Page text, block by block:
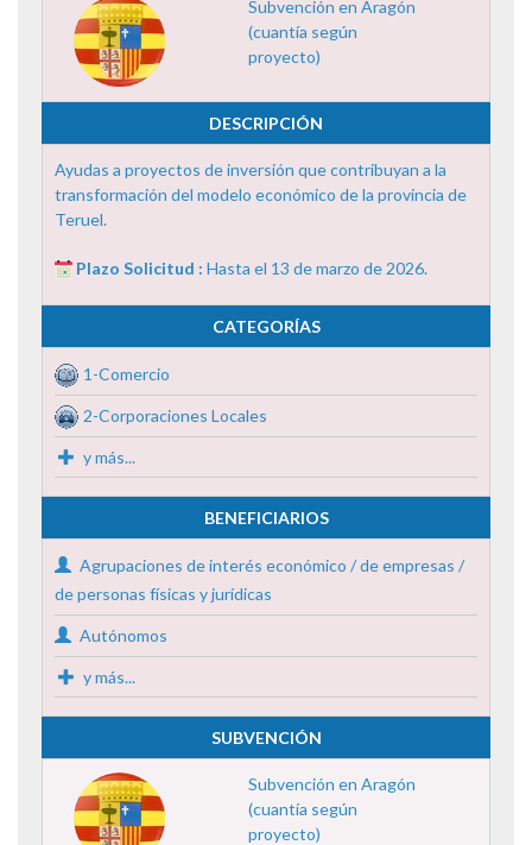
Subvención en Aragón
(cuantía según
proyecto)
DESCRIPCIÓN
Ayudas a proyectos de inversión que contribuyan a la
transformación del modelo económico de la provincia de
Teruel.
Plazo Solicitud : Hasta el 13 de marzo de 2026.
CATEGORÍAS
1-Comercio
2-Corporaciones Locales
y más...
BENEFICIARIOS
Agrupaciones de interés económico / de empresas /
de personas físicas y jurídicas
Autónomos
y más...
SUBVENCIÓN
Subvención en Aragón
(cuantía según
proyecto)